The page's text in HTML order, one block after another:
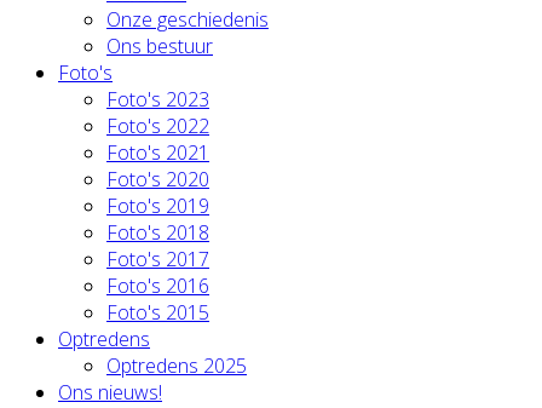
Onze geschiedenis
Ons bestuur
Foto's
Foto's 2023
Foto's 2022
Foto's 2021
Foto's 2020
Foto's 2019
Foto's 2018
Foto's 2017
Foto's 2016
Foto's 2015
Optredens
Optredens 2025
Ons nieuws!